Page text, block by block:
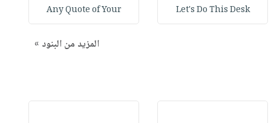
Let's Do This Desk
Any Quote of Your
المزيد من البنود »